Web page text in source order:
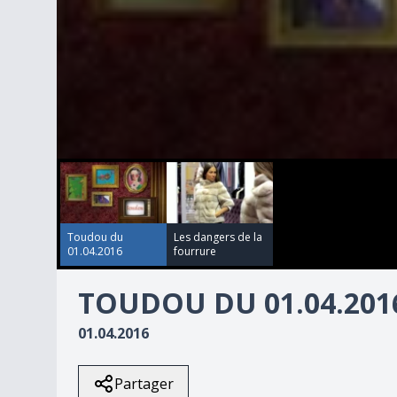
0
seconds
of
10
minutes,
50
secondsVolume
90%
Toudou du
01.04.2016
Les dangers de la
fourrure
TOUDOU DU
01.04.2016
Partager